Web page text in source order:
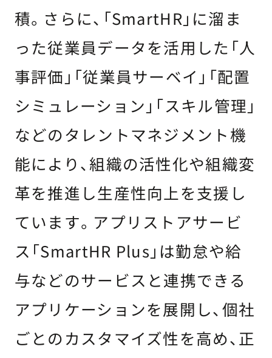
積。さらに、「SmartHR」に溜ま
った従業員データを活用した「人
事評価」「従業員サーベイ」「配置
シミュレーション」「スキル管理」
などのタレントマネジメント機
能により、組織の活性化や組織変
革を推進し生産性向上を支援し
ています。アプリストアサービ
ス「SmartHR Plus」は勤怠や給
与などのサービスと連携できる
アプリケーションを展開し、個社
ごとのカスタマイズ性を高め、正